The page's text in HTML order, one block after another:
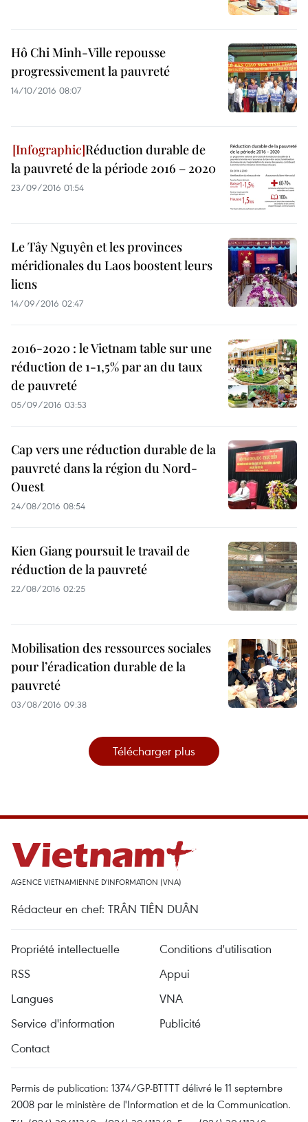
Hô Chi Minh-Ville repousse
progressivement la pauvreté
14/10/2016 08:07
Réduction durable de
la pauvreté de la période 2016 – 2020
23/09/2016 01:54
Le Tây Nguyên et les provinces
méridionales du Laos boostent leurs
liens
14/09/2016 02:47
2016-2020 : le Vietnam table sur une
réduction de 1-1,5% par an du taux
de pauvreté
05/09/2016 03:53
Cap vers une réduction durable de la
pauvreté dans la région du Nord-
Ouest
24/08/2016 08:54
Kien Giang poursuit le travail de
réduction de la pauvreté
22/08/2016 02:25
Mobilisation des ressources sociales
pour l’éradication durable de la
pauvreté
03/08/2016 09:38
Télécharger plus
AGENCE VIETNAMIENNE D'INFORMATION (VNA)
Rédacteur en chef: TRÂN TIÊN DUÂN
Propriété intellectuelle
Conditions d'utilisation
RSS
Appui
Langues
VNA
Service d'information
Publicité
Contact
Permis de publication: 1374/GP-BTTTT délivré le 11 septembre
2008 par le ministère de l'Information et de la Communication.